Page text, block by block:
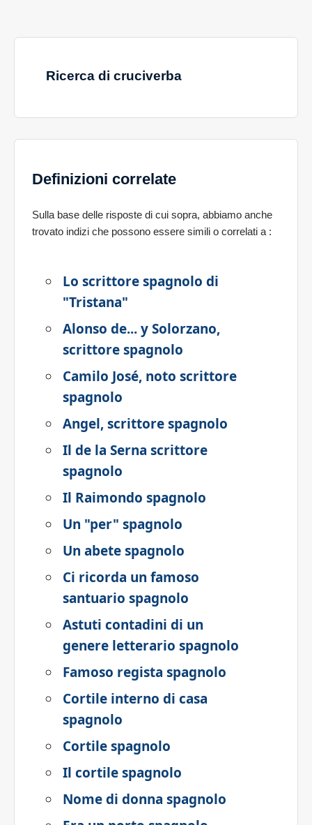
Ricerca di cruciverba
Definizioni correlate
Sulla base delle risposte di cui sopra, abbiamo anche
trovato indizi che possono essere simili o correlati a :
Lo scrittore spagnolo di
"Tristana"
Alonso de... y Solorzano,
scrittore spagnolo
Camilo José, noto scrittore
spagnolo
Angel, scrittore spagnolo
Il de la Serna scrittore
spagnolo
Il Raimondo spagnolo
Un "per" spagnolo
Un abete spagnolo
Ci ricorda un famoso
santuario spagnolo
Astuti contadini di un
genere letterario spagnolo
Famoso regista spagnolo
Cortile interno di casa
spagnolo
Cortile spagnolo
Il cortile spagnolo
Nome di donna spagnolo